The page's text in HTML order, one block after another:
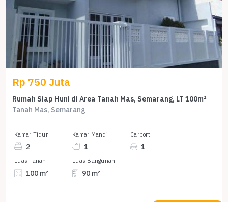
Rp 750 Juta
Rumah Siap Huni di Area Tanah Mas, Semarang, LT 100m²
Tanah Mas, Semarang
Kamar Tidur
2
Kamar Mandi
1
Carport
1
Luas Tanah
100 m²
Luas Bangunan
90 m²